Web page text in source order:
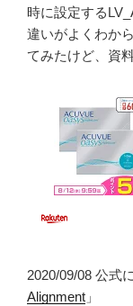
時に設定する
違いがよくわか
てみたけど、資
2020/09/08 公式
Alignment 」